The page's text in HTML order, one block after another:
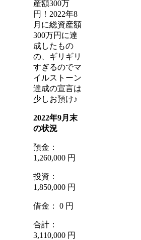
産額300万
円！2022年8
月に総資産額
300万円に達
成したもの
の、ギリギリ
すぎるのでマ
イルストーン
達成の宣言は
少しお預け♪
2022年9月末
の状況
預金：
1,260,000 円
投資：
1,850,000 円
借金： 0 円
合計：
3,110,000 円